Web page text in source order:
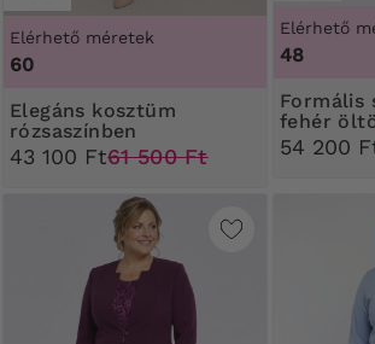
Elérhető méretek
60
Elegáns kosztüm
rózsaszínben
43 100 Ft61 500 Ft
Elérhető
48
Formális sötétkék és
fehér
54 200